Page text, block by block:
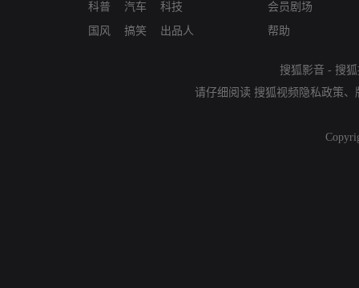
科普
国风
汽车
搞笑
科技
出品人
会员剧场
帮助
搜狐影音 - 搜
请仔细阅读 搜狐视频隐私政策、